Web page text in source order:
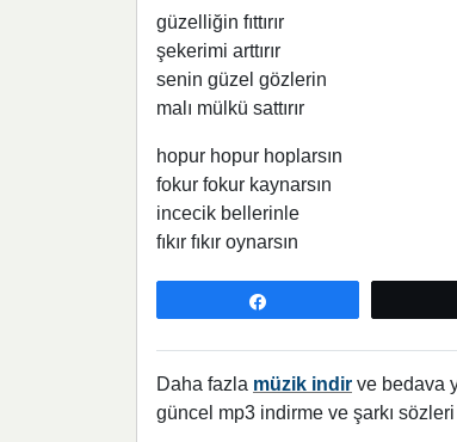
güzelliğin fıttırır
şekerimi arttırır
senin güzel gözlerin
malı mülkü sattırır
hopur hopur hoplarsın
fokur fokur kaynarsın
incecik bellerinle
fıkır fıkır oynarsın
Daha fazla müzik indir ve bedava
güncel mp3 indirme ve şarkı